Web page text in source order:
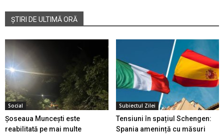
ȘTIRI DE ULTIMĂ ORĂ
Social
Șoseaua Muncești este
reabilitată pe mai multe
Subiectul Zilei
Tensiuni în spațiul Schengen:
Spania amenință cu măsuri